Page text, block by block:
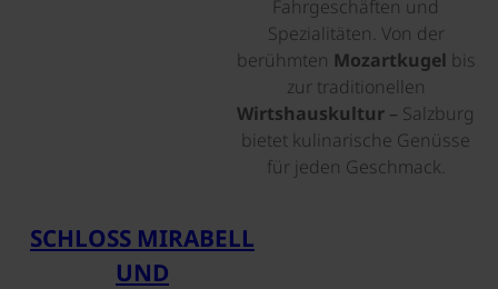
Fahrgeschäften und
Spezialitäten. Von der
berühmten Mozartkugel bis
zur traditionellen
Wirtshauskultur – Salzburg
bietet kulinarische Genüsse
für jeden Geschmack.
SCHLOSS MIRABELL
UND